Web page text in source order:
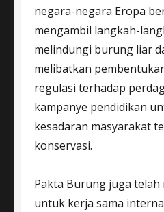
negara-negara Eropa
mengambil langkah-
melindungi burung liar
melibatkan
regulasi terhadap
kampanye pendidikan
kesadaran masyarakat
konservasi.
Pakta Burung juga telah
untuk kerja sama